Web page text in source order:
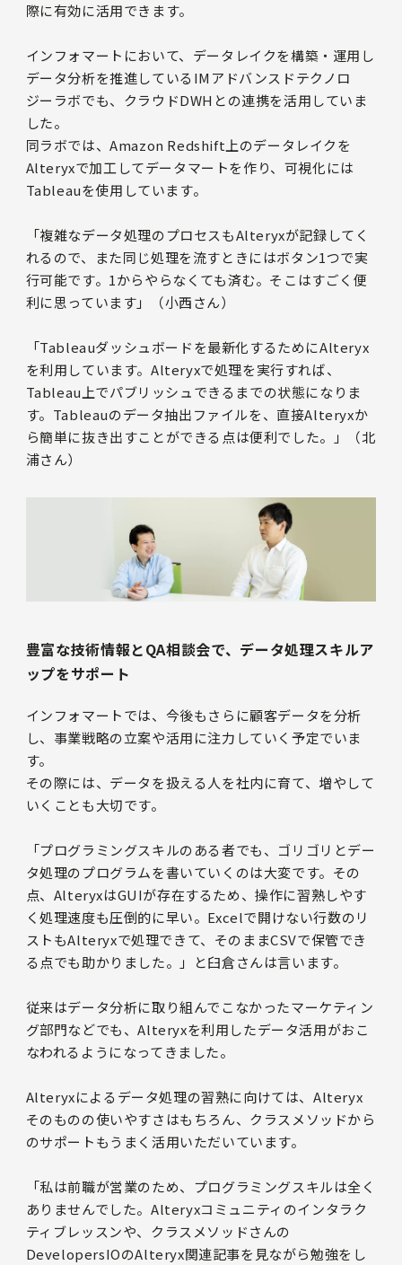
際に有効に活用できます。
インフォマートにおいて、データレイクを構築・運用し
データ分析を推進しているIMアドバンスドテクノロ
ジーラボでも、クラウドDWHとの連携を活用していま
した。
同ラボでは、Amazon Redshift上のデータレイクを
Alteryxで加工してデータマートを作り、可視化には
Tableauを使用しています。
「複雑なデータ処理のプロセスもAlteryxが記録してく
れるので、また同じ処理を流すときにはボタン1つで実
行可能です。1からやらなくても済む。そこはすごく便
利に思っています」（小西さん）
「Tableauダッシュボードを最新化するためにAlteryx
を利用しています。Alteryxで処理を実行すれば、
Tableau上でパブリッシュできるまでの状態になりま
す。Tableauのデータ抽出ファイルを、直接Alteryxか
ら簡単に抜き出すことができる点は便利でした。」（北
浦さん）
豊富な技術情報とQA相談会で、データ処理スキルア
ップをサポート
インフォマートでは、今後もさらに顧客データを分析
し、事業戦略の立案や活用に注力していく予定でいま
す。
その際には、データを扱える人を社内に育て、増やして
いくことも大切です。
「プログラミングスキルのある者でも、ゴリゴリとデー
タ処理のプログラムを書いていくのは大変です。その
点、AlteryxはGUIが存在するため、操作に習熟しやす
く処理速度も圧倒的に早い。Excelで開けない行数のリ
ストもAlteryxで処理できて、そのままCSVで保管でき
る点でも助かりました。」と臼倉さんは言います。
従来はデータ分析に取り組んでこなかったマーケティン
グ部門などでも、Alteryxを利用したデータ活用がおこ
なわれるようになってきました。
Alteryxによるデータ処理の習熟に向けては、Alteryx
そのものの使いやすさはもちろん、クラスメソッドから
のサポートもうまく活用いただいています。
「私は前職が営業のため、プログラミングスキルは全く
ありませんでした。Alteryxコミュニティのインタラク
ティブレッスンや、クラスメソッドさんの
DevelopersIOのAlteryx関連記事を見ながら勉強をし